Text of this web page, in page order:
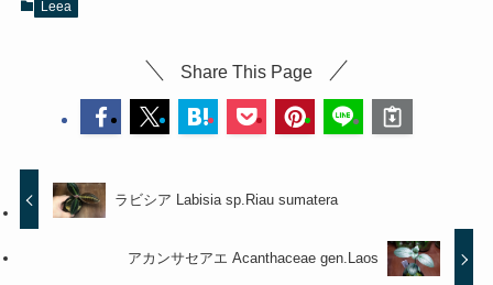
Leea
Share This Page
ラビシア Labisia sp.Riau sumatera
アカンサセアエ Acanthaceae gen.Laos